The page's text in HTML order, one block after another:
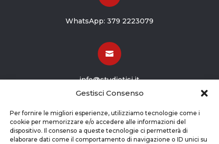
Gestisci Consenso
Per fornire le migliori esperienze, utilizziamo tecnologie come i
cookie per memorizzare e/o accedere alle informazioni del
dispositivo. Il consenso a queste tecnologie ci permetterà di
elaborare dati come il comportamento di navigazione o ID unici su
WhatsApp: 379 2223079

info@studiotisi.it

Viale Europa 8